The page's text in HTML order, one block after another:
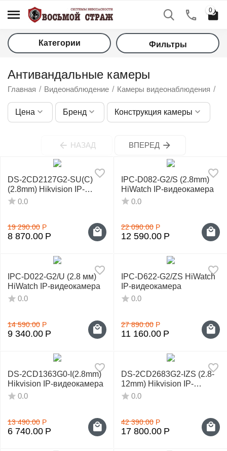
0
Категории Фильтры
Антивандальные камеры
Главная / Видеонаблюдение / Камеры видеонаблюдения /
Цена Бренд Конструкция камеры
НАЗАД ВПЕРЕД
DS-2CD2127G2-SU(С)
(2.8mm) Hikvision IP-
видеокамера
0.0
19 290.00 Р
8 870.00 Р
IPC-D082-G2/S (2.8mm)
HiWatch IP-видеокамера
0.0
22 090.00 Р
12 590.00 Р
IPC-D022-G2/U (2.8 мм)
HiWatch IP-видеокамера
0.0
14 590.00 Р
9 340.00 Р
IPC-D622-G2/ZS HiWatch
IP-видеокамера
0.0
27 890.00 Р
11 160.00 Р
DS-2CD1363G0-I(2.8mm)
Hikvision IP-видеокамера
0.0
13 490.00 Р
6 740.00 Р
DS-2CD2683G2-IZS (2.8-
12mm) Hikvision IP-
видеокамера
0.0
42 390.00 Р
17 800.00 Р